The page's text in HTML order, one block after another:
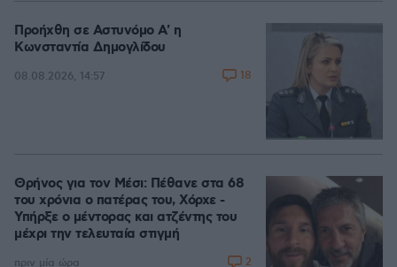
Προήχθη σε Αστυνόμο Α' η
Κωνσταντία Δημογλίδου
08.08.2026, 14:57 18
Θρήνος για τον Μέσι: Πέθανε στα 68
του χρόνια ο πατέρας του, Χόρχε -
Υπήρξε ο μέντορας και ατζέντης του
μέχρι την τελευταία στιγμή
πριν μία ώρα 2